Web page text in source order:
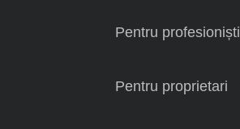
Pentru profesioniști
Pentru proprietari